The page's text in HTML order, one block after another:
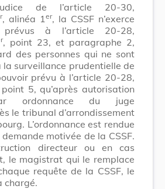
de l’article 20-30,
, alinéa 1 er, la CSSF n’exerce
à l’article 20-28,
, point 23, et paragraphe 2,
des personnes qui ne sont
la surveillance prudentielle de
prévu à l’article 20-28,
5, qu’après autorisation
ordonnance du juge
le tribunal d’arrondissement
L’ordonnance est rendue
motivée de la CSSF.
directeur ou en cas
le magistrat qui le remplace
requête de la CSSF, le
chargé.